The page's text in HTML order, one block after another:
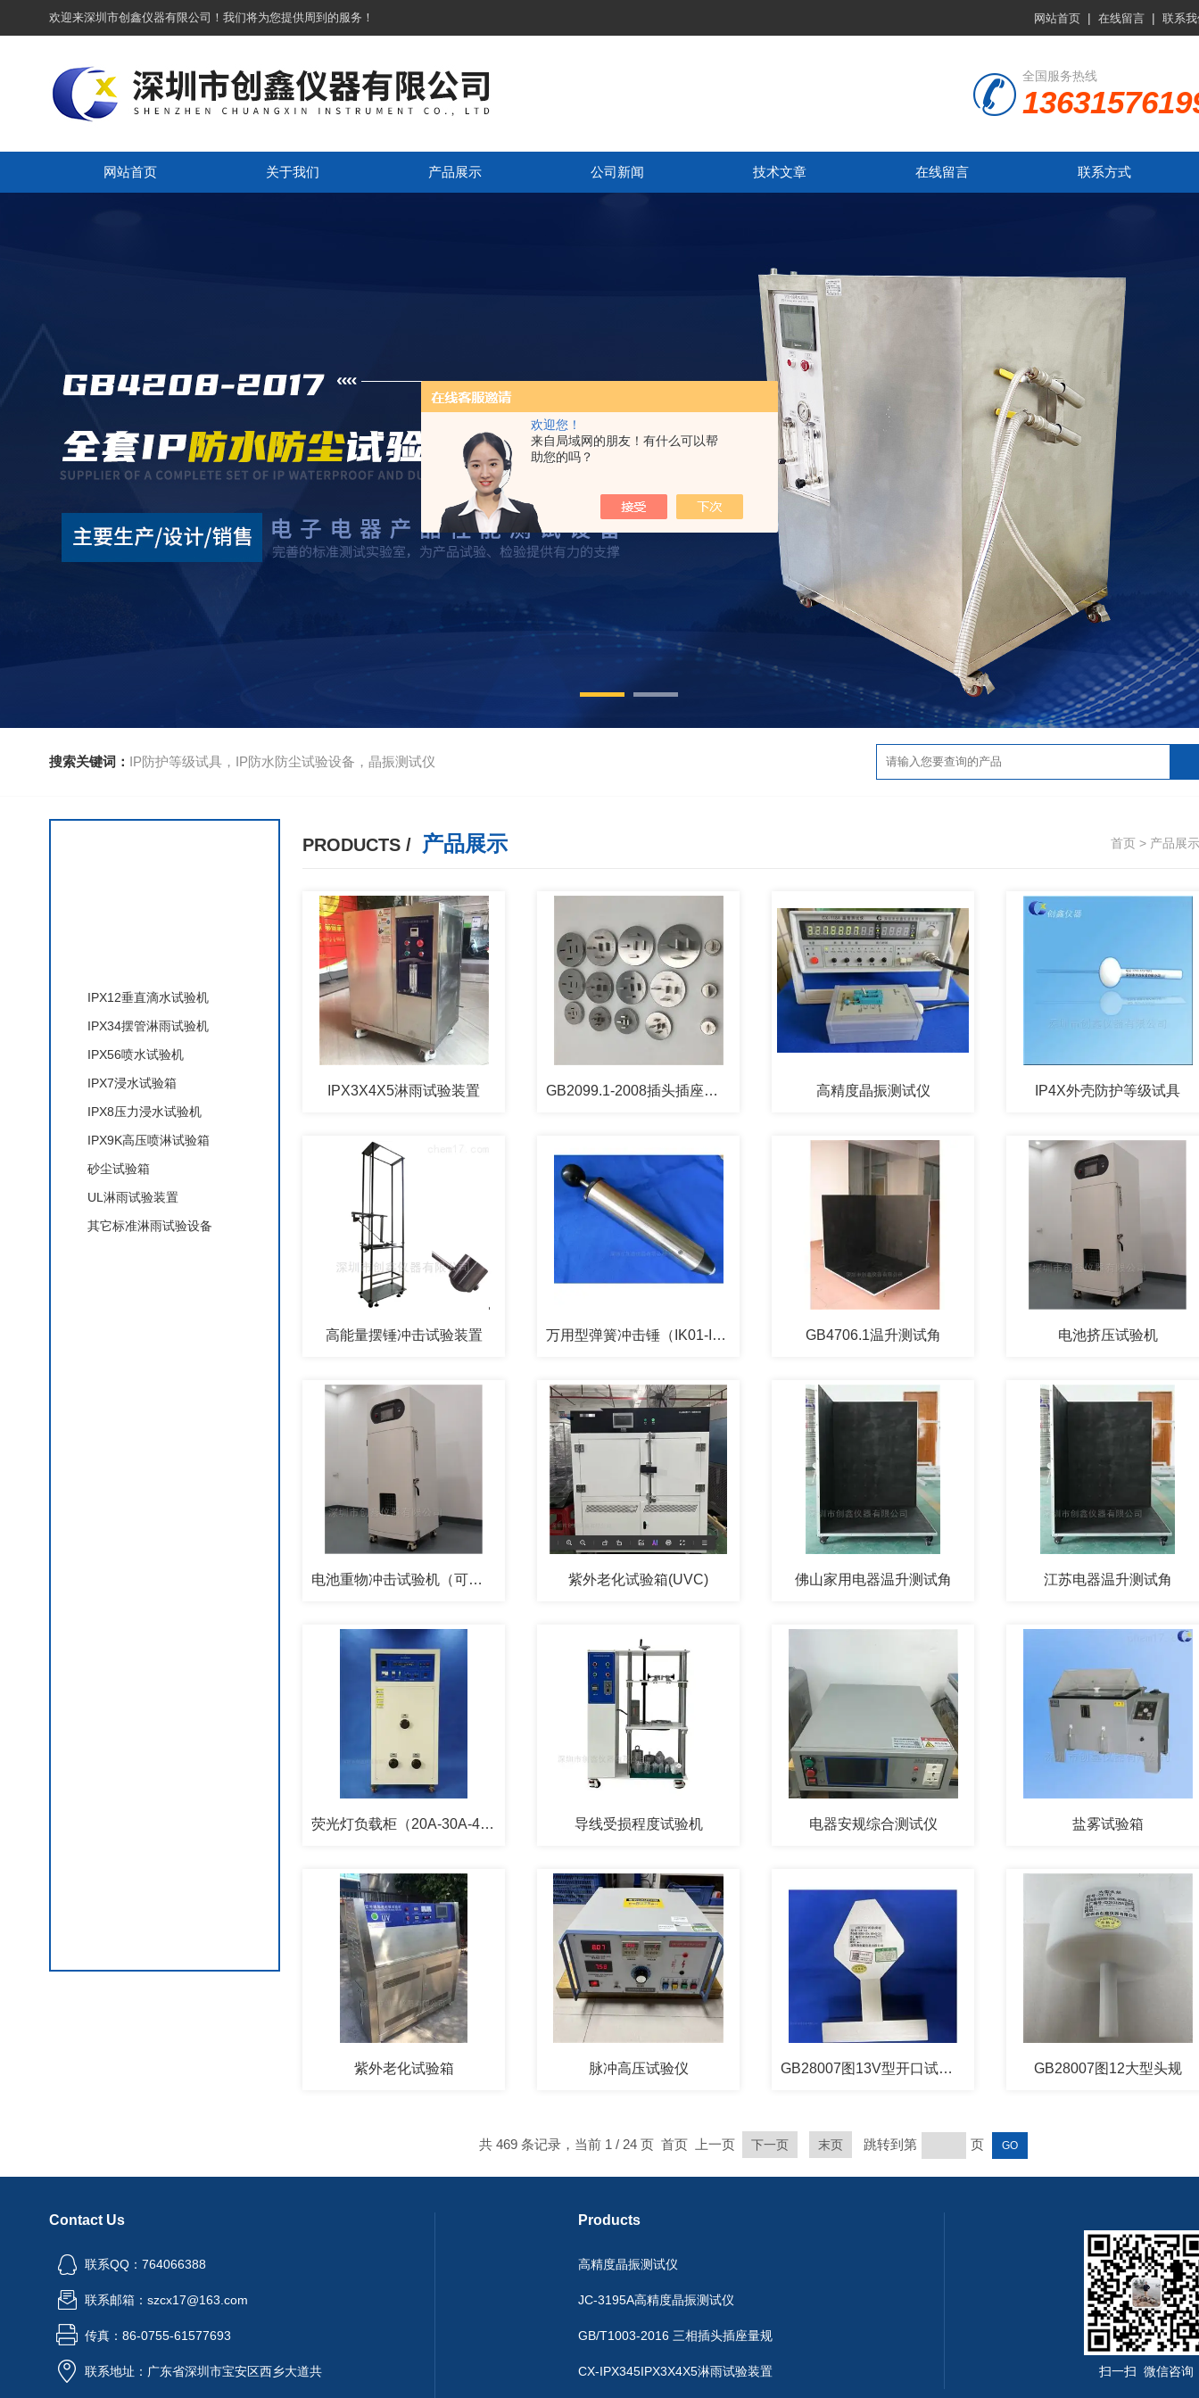
欢迎您！
来自局域网的朋友！有什么可以帮
助您的吗？
欢迎来深圳市创鑫仪器有限公司！我们将为您提供周到的服务！ 网站首页 | 在线留言 | 联系
全国服务热线
网站首页 关于我们 产品展示 公司新闻 技术文章 在线留言 联系方式
搜索关键词： IP防护等级试具，IP防水防尘试验设备，晶振测试仪
IPX12垂直滴水试验机
IPX34摆管淋雨试验机
IPX56喷水试验机
IPX7浸水试验箱
IPX8压力浸水试验机
IPX9K高压喷淋试验箱
砂尘试验箱
UL淋雨试验装置
其它标准淋雨试验设备
PRODUCTS / 产品展示 首页 > 产品展示
IPX3X4X5淋雨试验装置 GB2099.1-2008插头插座量规 高精度晶振测试仪 IP4X外壳防护等级试具
高能量摆锤冲击试验装置 万用型弹簧冲击锤（IK01-IK06） GB4706.1温升测试角 电池挤压试验机
电池重物冲击试验机（可程式） 紫外老化试验箱(UVC) 佛山家用电器温升测试角 江苏电器温升测试角
荧光灯负载柜（20A-30A-40A-60A可选） 导线受损程度试验机 电器安规综合测试仪 盐雾试验箱
紫外老化试验箱 脉冲高压试验仪 GB28007图13V型开口试验模版 GB28007图12大型头规
共 469 条记录，当前 1 / 24 页 首页 上一页 下一页 末页 跳转到第 页
Contact Us
联系QQ：764066388
联系邮箱：szcx17@163.com
传真：86-0755-61577693
联系地址：广东省深圳市宝安区西乡大道共
Products
高精度晶振测试仪
JC-3195A高精度晶振测试仪
GB/T1003-2016 三相插头插座量规
CX-IPX345IPX3X4X5淋雨试验装置 扫一扫 微信咨询